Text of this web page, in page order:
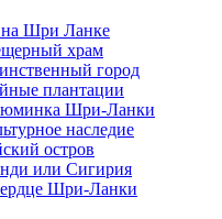
на Шри Ланке
храм
город
плантации
Шри-Ланки
наследие
остров
или Сигирия
Шри-Ланки